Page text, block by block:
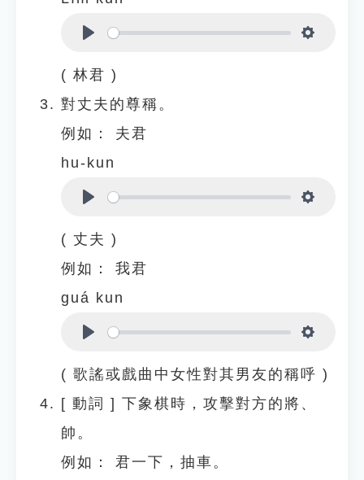
( 林君 )
對丈夫的尊稱。
例如：
夫君
hu-kun
( 丈夫 )
例如：
我君
guá kun
( 歌謠或戲曲中女性對其男友的稱呼 )
[ 動詞 ] 下象棋時，攻擊對方的將、
帥。
例如：
君一下，抽車。